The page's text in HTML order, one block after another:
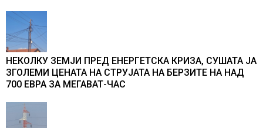
НЕКОЛКУ ЗЕМЈИ ПРЕД ЕНЕРГЕТСКА КРИЗА, СУШАТА ЈА
ЗГОЛЕМИ ЦЕНАТА НА СТРУЈАТА НА БЕРЗИТЕ НА НАД
700 ЕВРА ЗА МЕГАВАТ-ЧАС